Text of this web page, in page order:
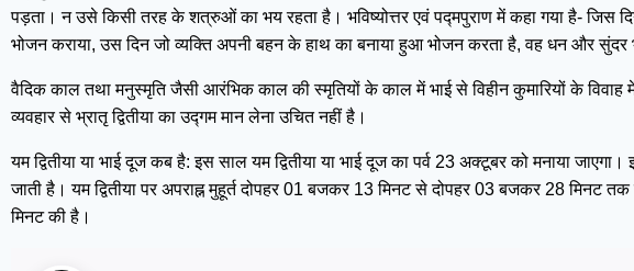
पड़ता। न उसे किसी तरह के शत्रुओं का भय रहता है। भविष्योत्तर एवं पद्मपुराण में कहा गया है- जिस
भोजन कराया, उस दिन जो व्यक्ति अपनी बहन के हाथ का बनाया हुआ भोजन करता है, वह धन और सुंदर
वैदिक काल तथा मनुस्मृति जैसी आरंभिक काल की स्मृतियों के काल में भाई से विहीन कुमारियों के विवाह में
व्यवहार से भ्रातृ द्वितीया का उद्गम मान लेना उचित नहीं है।
यम द्वितीया या भाई दूज कब है: इस साल यम द्वितीया या भाई दूज का पर्व 23 अक्टूबर को मनाया
जाती है। यम द्वितीया पर अपराह्न मुहूर्त दोपहर 01 बजकर 13 मिनट से दोपहर 03 बजकर 28
मिनट की है।